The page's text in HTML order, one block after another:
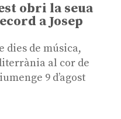
obri la seua
a Josep
dies de música,
al cor de
9 d’agost